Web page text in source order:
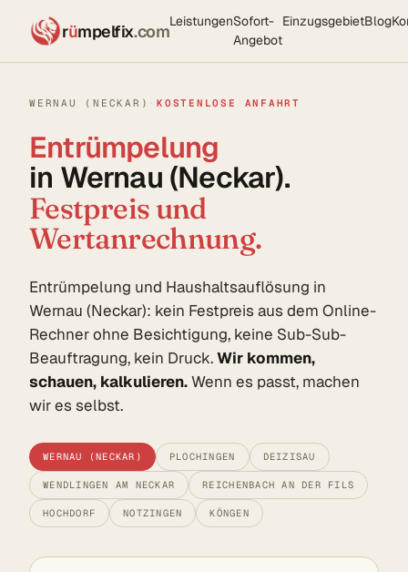
rümpelfix.comLeistungenSofort-
Angebot
EinzugsgebietBlog
WERNAU (NECKAR) ·KOSTENLOSE ANFAHRT
Entrümpelung
in Wernau (Neckar).
Festpreis und
Wertanrechnung.
Entrümpelung und Haushaltsauflösung in
Wernau (Neckar): kein Festpreis aus dem Online-
Rechner ohne Besichtigung, keine Sub-Sub-
Beauftragung, kein Druck.Wir kommen,
schauen, kalkulieren.Wenn es passt, machen
wir es selbst.
WERNAU (NECKAR) PLOCHINGEN DEIZISAU
WENDLINGEN AM NECKAR REICHENBACH AN DER FILS
HOCHDORF NOTZINGEN KÖNGEN